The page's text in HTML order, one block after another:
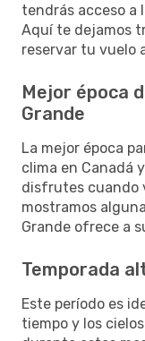
tendrás acceso a
Aquí te dejamos
reservar tu vuelo
Mejor época
Grande
La mejor época
clima en Canadá
disfrutes cuando
mostramos
Grande ofrece a
Temporada
Este período es
tiempo y los